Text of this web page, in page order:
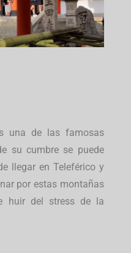
una de las famosas
su cumbre se puede
llegar en Teleférico y
por estas montañas
huir del stress de la